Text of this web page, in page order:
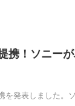
携！ソニー
を発表しました。